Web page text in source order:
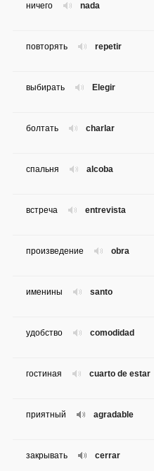
nada
ничего
repetir
повторять
Elegir
выбирать
charlar
болтать
alcoba
спальня
entrevista
встреча
obra
произведение
santo
именины
comodidad
удобство
cuarto de estar
гостиная
agradable
приятный
cerrar
закрывать